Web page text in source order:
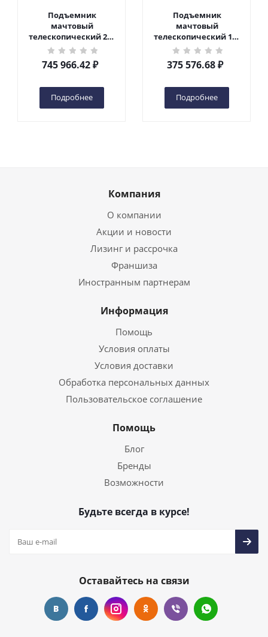
Подъемник
мачтовый
телескопический 200
кг 10 м TOR GTWY10-
200S DC 2-мачтовый
(автономный) (N) в
745 966.42₽
Подробнее
Подъемник
мачтовый
телескопический 125
кг 6 м TOR GTWY6-100
DC 1-мачтовый
(автономный) (G) в
375 576.68₽
Подробнее
Компания
О компании
Акции и новости
Лизинг и рассрочка
Франшиза
Иностранным партнерам
Информация
Помощь
Условия оплаты
Условия доставки
Обработка персональных данных
Пользовательское соглашение
Помощь
Блог
Бренды
Возможности
Будьте всегда в курсе!
Оставайтесь на связи